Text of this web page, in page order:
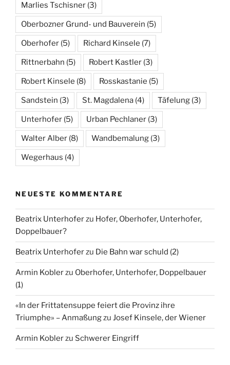
Marlies Tschisner (3)
Oberbozner Grund- und Bauverein (5)
Oberhofer (5) Richard Kinsele (7)
Rittnerbahn (5) Robert Kastler (3)
Robert Kinsele (8) Rosskastanie (5)
Sandstein (3) St. Magdalena (4) Täfelung (3)
Unterhofer (5) Urban Pechlaner (3)
Walter Alber (8) Wandbemalung (3)
Wegerhaus (4)
NEUESTE KOMMENTARE
Beatrix Unterhoferzu Hofer, Oberhofer, Unterhofer,
Doppelbauer?
Beatrix Unterhoferzu Die Bahn war schuld (2)
Armin Koblerzu Oberhofer, Unterhofer, Doppelbauer
(1)
«In der Frittatensuppe feiert die Provinz ihre
Triumphe» – Anmaßungzu Josef Kinsele, der Wiener
Armin Koblerzu Schwerer Eingriff